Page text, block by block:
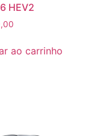
HEV2
ao carrinho